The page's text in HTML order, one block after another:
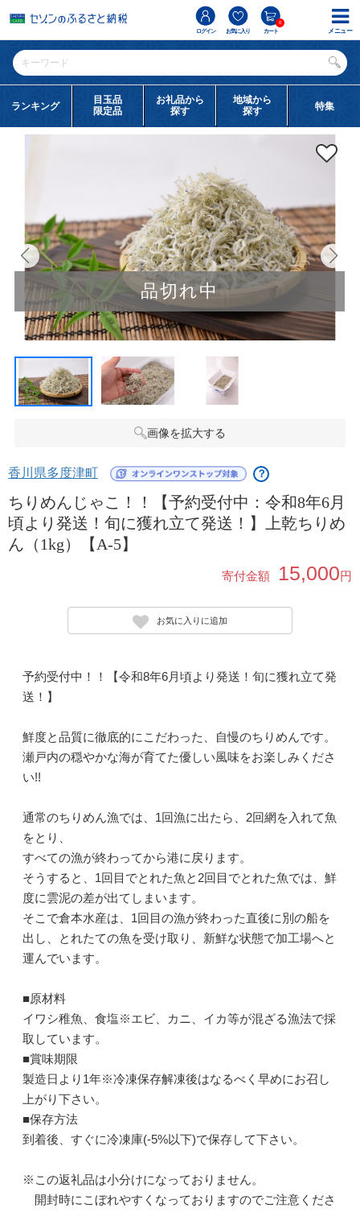
ログイン お気に入り カート
0
ランキング
目玉品
限定品
お礼品から
探す
地域から
探す
特集
品切れ中
画像を拡大する
香川県多度津町 ？
ちりめんじゃこ！！【予約受付中：令和8年6月
頃より発送！旬に獲れ立て発送！】上乾ちりめ
ん（1kg）【A-5】
寄付金額 15,000円
お気に入りに追加
予約受付中！！【令和8年6月頃より発送！旬に獲れ立て発
送！】
鮮度と品質に徹底的にこだわった、自慢のちりめんです。
瀬戸内の穏やかな海が育てた優しい風味をお楽しみくださ
い!!
通常のちりめん漁では、1回漁に出たら、2回網を入れて魚
をとり、
すべての漁が終わってから港に戻ります。
そうすると、1回目でとれた魚と2回目でとれた魚では、鮮
度に雲泥の差が出てしまいます。
そこで倉本水産は、1回目の漁が終わった直後に別の船を
出し、とれたての魚を受け取り、新鮮な状態で加工場へと
運んでいます。
■原材料
イワシ稚魚、食塩※エビ、カニ、イカ等が混ざる漁法で採
取しています。
■賞味期限
製造日より1年※冷凍保存解凍後はなるべく早めにお召し
上がり下さい。
■保存方法
到着後、すぐに冷凍庫(-5%以下)で保存して下さい。
※この返礼品は小分けになっておりません。
開封時にこぼれやすくなっておりますのでご注意くださ
メニュー